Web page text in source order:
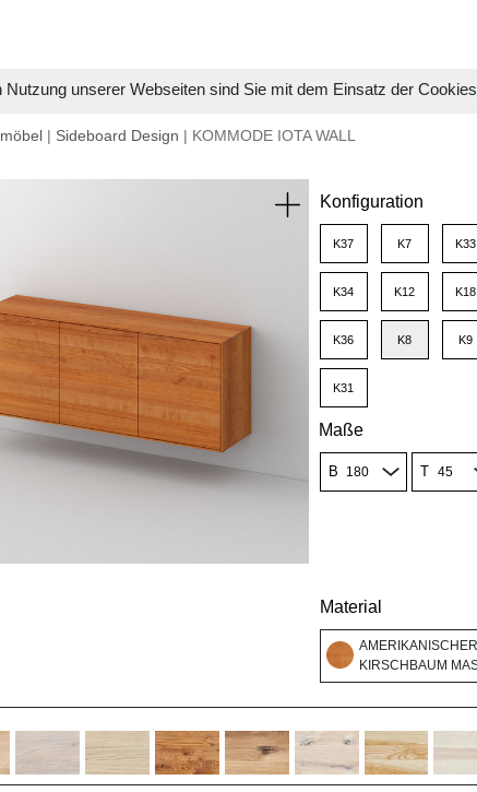
unserer Webseiten sind Sie mit dem Einsatz der
| Sideboard Design | KOMMODE IOTA WALL
Konfiguration
K37 K7 K33
K34 K12 K18
K36 K8 K9
K31
Maße
B T
Material
AMERIKANISCHER
KIRSCHBAUM